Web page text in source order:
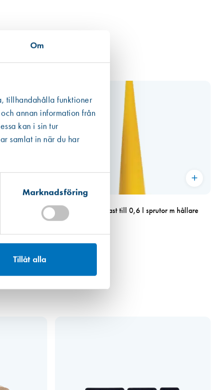
Om
tillhandahålla funktioner
annan information från
kan i sin tur
samlat in när du har
Marknadsföring
Tillåt alla
gängad topp
Art. nr 2892
Munstycke gul plast till 0,6 l sprutor m hållare
14,20 kr